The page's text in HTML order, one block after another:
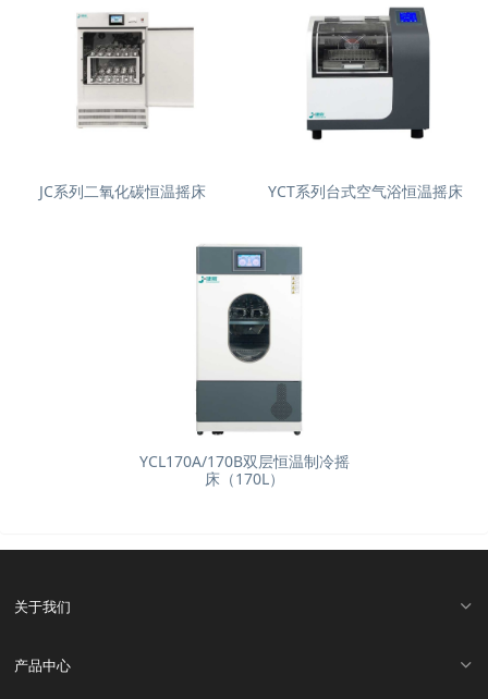
JC系列二氧化碳恒温摇床 YCT系列台式空气浴恒温摇床
YCL170A/170B双层恒温制冷摇
床（170L）
关于我们
产品中心